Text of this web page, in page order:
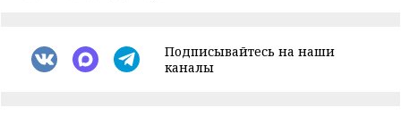
Подписывайтесь на наши
каналы